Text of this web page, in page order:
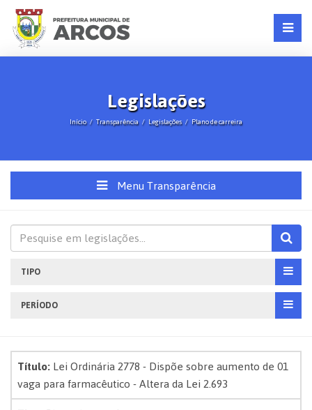
Legislações
Início Transparência Legislações Plano de carreira
Menu Transparência
TIPO
PERÍODO
Título:Lei Ordinária 2778 - Dispõe sobre aumento de 01
vaga para farmacêutico - Altera da Lei 2.693